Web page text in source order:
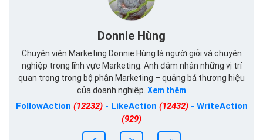
Donnie Hùng
Chuyên viên Marketing Donnie Hùng là người giỏi và chuyên
nghiệp trong lĩnh vực Marketing. Anh đảm nhận những vị trí
quan trọng trong bộ phận Marketing – quảng bá thương hiệu
của doanh nghiệp. Xem thêm
FollowAction (12232)- LikeAction (12432)- WriteAction
(929)